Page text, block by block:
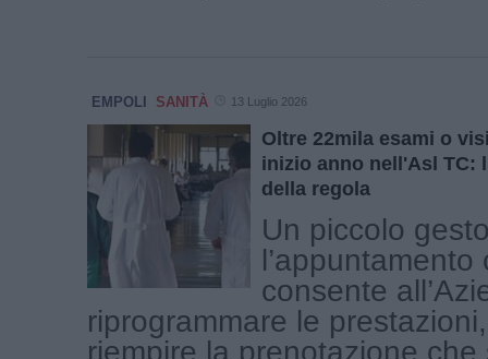
EMPOLI SANITÀ 13 Luglio 2026
Oltre 22mila esami o
inizio anno nell'Asl TC:
della regola
Un piccolo
l’appuntamento
consente
riprogrammare le
riempire la prenotazione che